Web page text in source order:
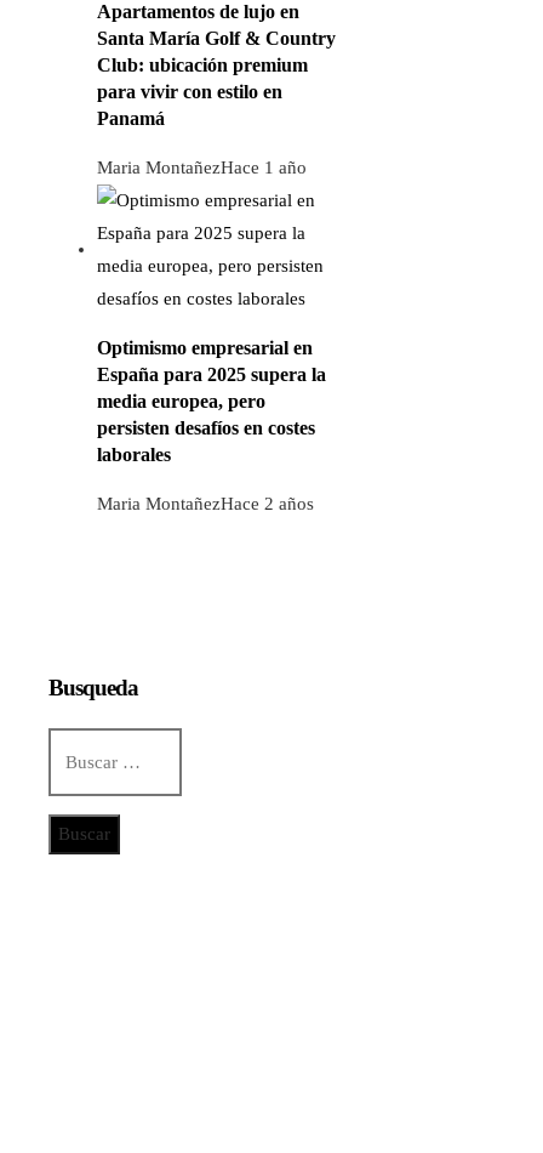
Apartamentos de lujo en
Santa María Golf & Country
Club: ubicación premium
para vivir con estilo en
Panamá
Maria MontañezHace 1 año
Optimismo empresarial en
España para 2025 supera la
media europea, pero
persisten desafíos en costes
laborales
Maria MontañezHace 2 años
Busqueda